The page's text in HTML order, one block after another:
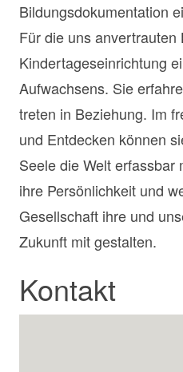
Bildungsdokumentation
Für die uns anvertrauten
Kindertageseinrichtung
Aufwachsens. Sie
treten in Beziehung. Im
und Entdecken können
Seele die Welt erfassbar
ihre Persönlichkeit und
Gesellschaft ihre und
Zukunft mit gestalten.
Kontakt